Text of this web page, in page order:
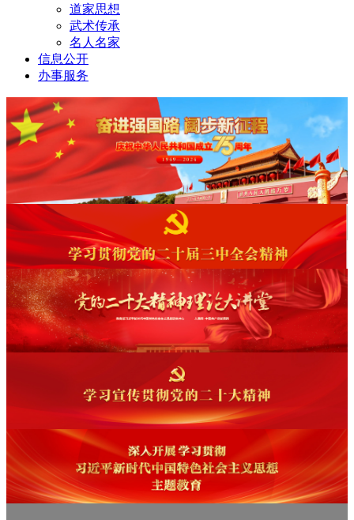
道家思想
武术传承
名人名家
信息公开
办事服务